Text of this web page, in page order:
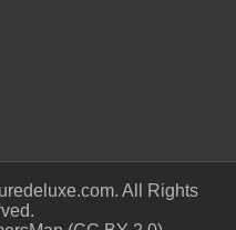
All Rights